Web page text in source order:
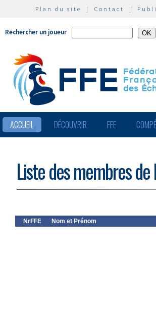
Plan du site | Contact |
Rechercher un joueur
ACCUEIL DÉCOUVRIR FFE
Liste des membres
NrFFE Nom et Prénom